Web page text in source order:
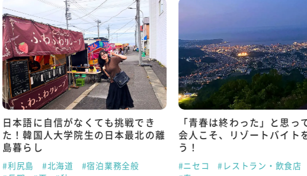
日本語に自信がなくても挑戦でき
た！韓国人大学院生の日本最北の離
島暮らし
#利尻島 #北海道
#宿泊業務全般
「青春は終わった」と思っ
会人こそ、リゾートバイト
う！
#ニセコ
#レストラン・飲食店